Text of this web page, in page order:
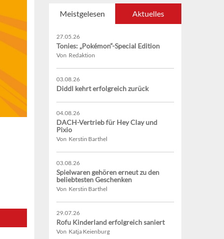
Meistgelesen Aktuelles
27.05.26
Tonies: „Pokémon“-Special Edition
Von Redaktion
03.08.26
Diddl kehrt erfolgreich zurück
04.08.26
DACH-Vertrieb für Hey Clay und
Pixio
Von Kerstin Barthel
03.08.26
Spielwaren gehören erneut zu den
beliebtesten Geschenken
Von Kerstin Barthel
29.07.26
Rofu Kinderland erfolgreich saniert
Von Katja Keienburg